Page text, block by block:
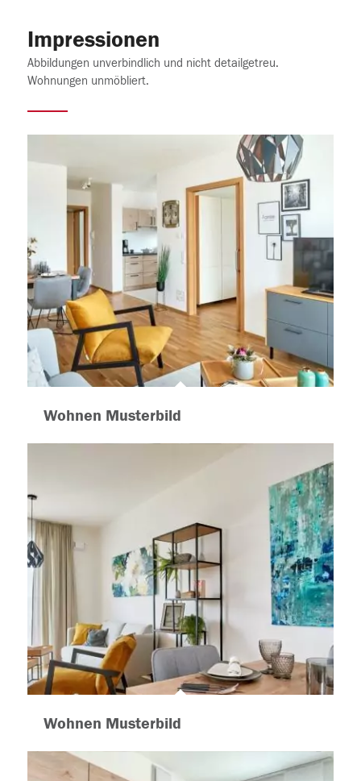
Impressionen
Abbildungen unverbindlich und nicht detailgetreu.
Wohnungen unmöbliert.
Wohnen Musterbild
Wohnen Musterbild